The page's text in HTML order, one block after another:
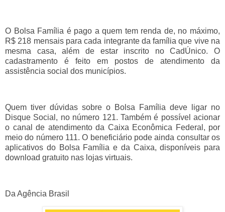
O Bolsa Família é pago a quem tem renda de, no máximo,
R$ 218 mensais para cada integrante da família que vive na
mesma casa, além de estar inscrito no CadÚnico. O
cadastramento é feito em postos de atendimento da
assistência social dos municípios.
Quem tiver dúvidas sobre o Bolsa Família deve ligar no
Disque Social, no número 121. Também é possível acionar
o canal de atendimento da Caixa Econômica Federal, por
meio do número 111. O beneficiário pode ainda consultar os
aplicativos do Bolsa Família e da Caixa, disponíveis para
download gratuito nas lojas virtuais.
Da Agência Brasil